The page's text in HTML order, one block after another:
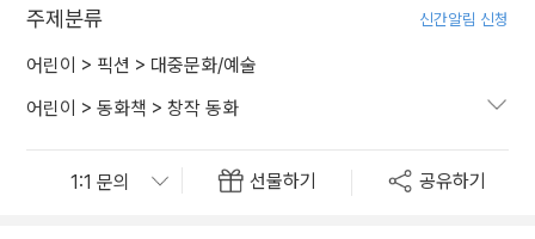
주제분류 신간알림 신청
어린이 > 픽션 > 대중문화/예술
어린이 > 동화책 > 창작 동화
선물하기 공유하기